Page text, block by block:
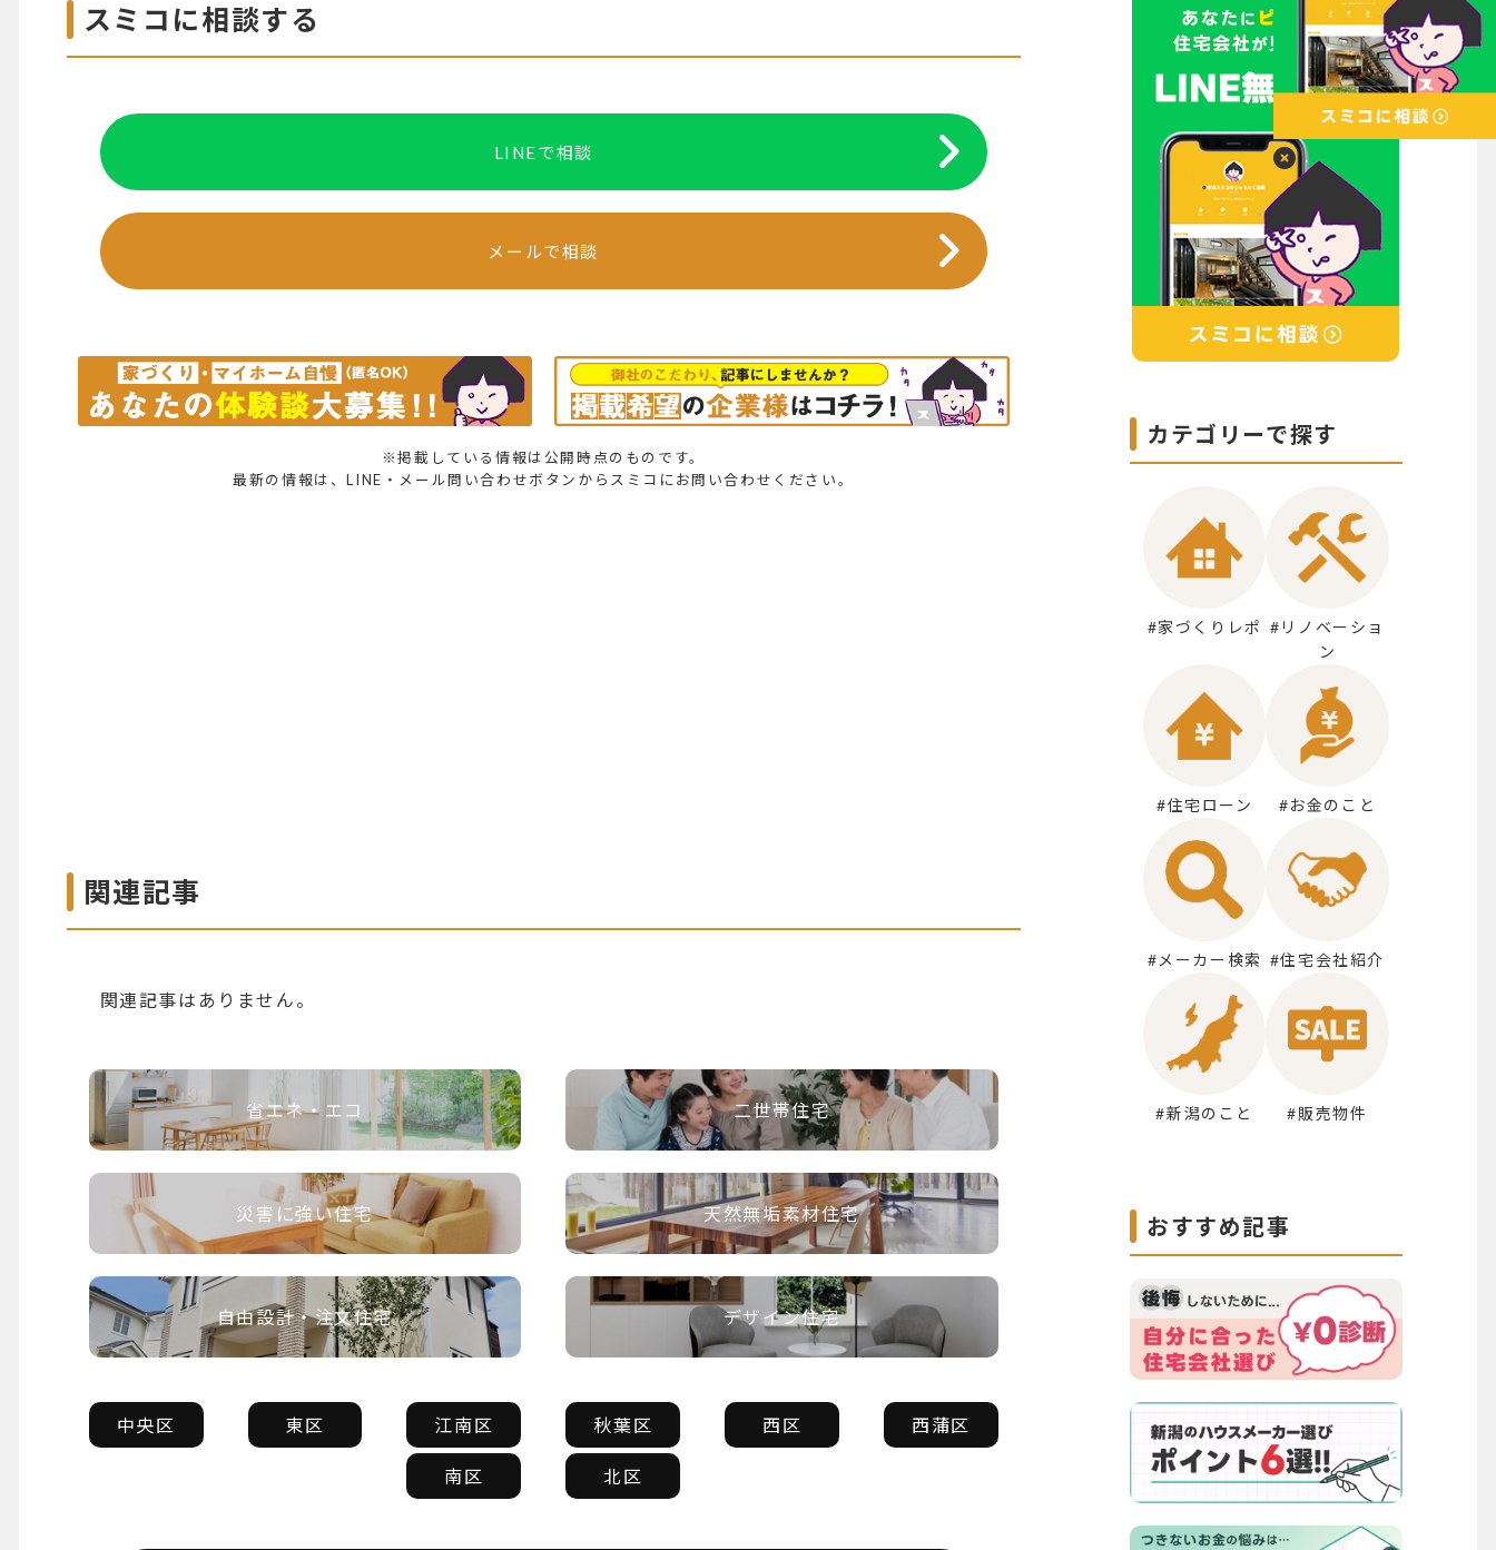
スミコに相談する
LINEで相談
メールで相談
※掲載している情報は公開時点のものです。
最新の情報は、LINE・メール問い合わせボタンからスミコにお問い合わせください。
関連記事
関連記事はありません。
省エネ・エコ 二世帯住宅
災害に強い住宅 天然無垢素材住宅
自由設計・注文住宅 デザイン住宅
中央区 東区 江南区 秋葉区 西区 西蒲区
南区 北区
カテゴリーで探す
#家づくりレポ #リノベーショ
ン
#住宅ローン #お金のこと
#メーカー検索 #住宅会社紹介
#新潟のこと #販売物件
おすすめ記事